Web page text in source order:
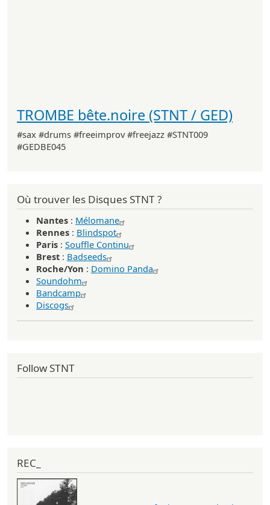
TROMBE bête.noire (STNT / GED)
#sax #drums #freeimprov #freejazz #STNT009
#GEDBE045
Où trouver les Disques STNT ?
Nantes : Mélomane
Rennes : Blindspot
Paris : Souffle Continu
Brest : Badseeds
Roche/Yon : Domino Panda
Soundohm
Bandcamp
Discogs
Follow STNT
REC_